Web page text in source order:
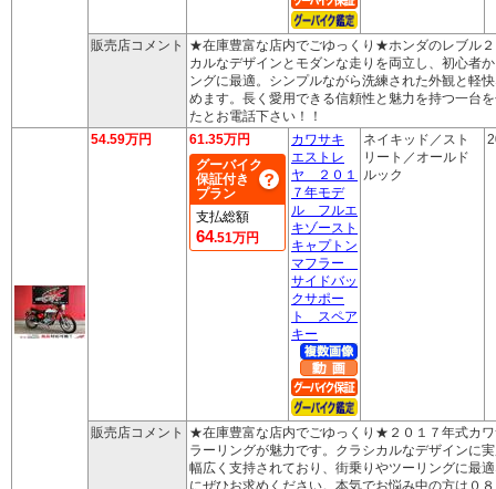
販売店コメント
★在庫豊富な店内でごゆっくり★ホンダのレブル
カルなデザインとモダンな走りを両立し、初心者
ングに最適。シンプルながら洗練された外観と軽
めます。長く愛用できる信頼性と魅力を持つ一台
たとお電話下さい！！
54.59万円
61.35万円
グーバイク
保証付き
プラン
支払総額
64.51万円
カワサキ
エストレ
ヤ ２０１
７年モデ
ル フルエ
キゾースト
キャプトン
マフラー
サイドバッ
クサポー
ト スペア
キー
ネイキッド／スト
リート／オールド
ルック
販売店コメント
★在庫豊富な店内でごゆっくり★２０１７年式カ
ラーリングが魅力です。クラシカルなデザインに
幅広く支持されており、街乗りやツーリングに最
にぜひお求めください。本気でお悩み中の方は０